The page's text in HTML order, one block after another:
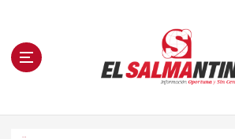
n El Salmantino -